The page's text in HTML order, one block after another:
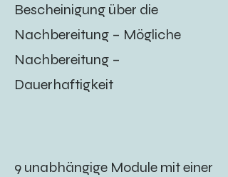
Bescheinigung über die
Nachbereitung – Mögliche
Nachbereitung –
Dauerhaftigkeit
9 unabhängige Module mit einer